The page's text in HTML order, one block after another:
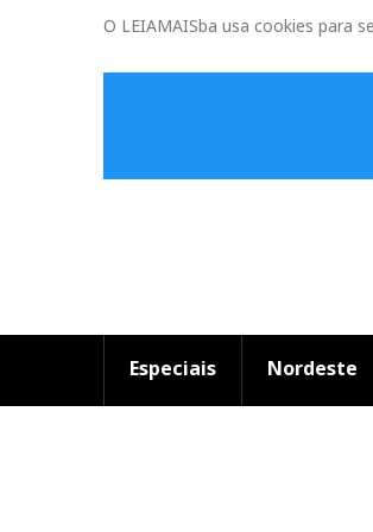
O LEIAMAISba usa cookies para
Especiais Nordeste